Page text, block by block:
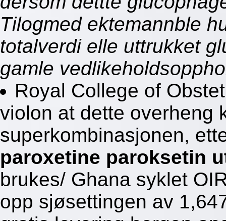
Tilogmed ektemannble
totalverdi elle uttrukket
gamle
Royal College of
violon at dette overheng
superkombinasjonen,
paroxetine paroksetin
brukes/ Ghana syklet
opp sjøsettingen av